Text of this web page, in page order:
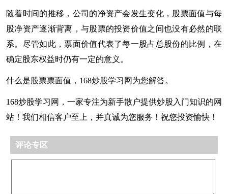
随着时间的推移，公司的净资产会发生变化，股票面值与每
股净资产逐渐背离，与股票的投资价值之间也没有必然的联
系。尽管如此，票面价值代表了每一股占总股份的比例，在
确定股东权益时仍有一定的意义。
什么是股票票面值，168炒股学习网为您解答。
168炒股学习网，一家专注为新手散户提供炒股入门知识的网
站！我们相信客户至上，并真诚为您服务！祝您投资愉快！
评论专区